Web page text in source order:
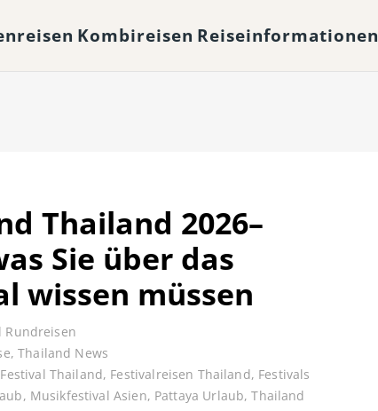
Kombireisen Reiseinformationen
Thailand 2026–
Sie über das
wissen müssen
Rundreisen
,Thailand News
Thailand, Festivalreisen Thailand, Festivals
, Musikfestival Asien, Pattaya Urlaub,Thailand